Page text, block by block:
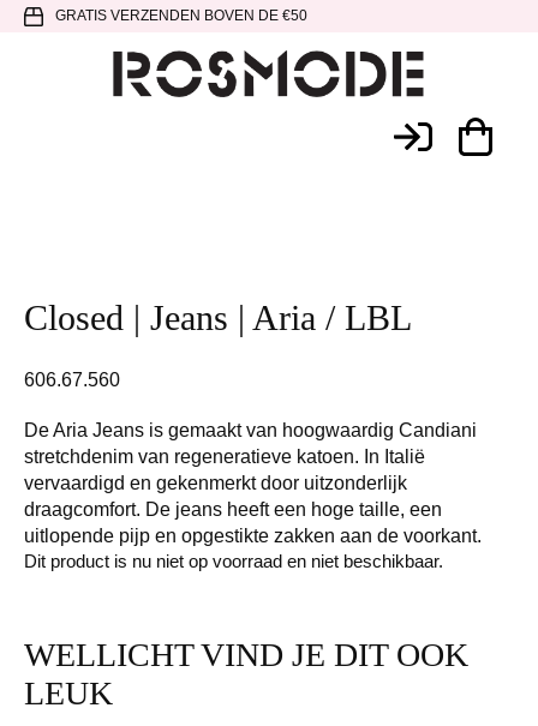
Spring
hoofdnavigatie
Door
SpringGRATIS VERZENDEN BOVEN DE €50
Closed | Jeans | Aria / LBL
606.67.560
De Aria Jeans is gemaakt van hoogwaardig Candiani
stretchdenim van regeneratieve katoen. In Italië
vervaardigd en gekenmerkt door uitzonderlijk
draagcomfort. De jeans heeft een hoge taille, een
uitlopende pijp en opgestikte zakken aan de voorkant.
Dit product is nu niet op voorraad en niet beschikbaar.
WELLICHT VIND JE DIT OOK
LEUK